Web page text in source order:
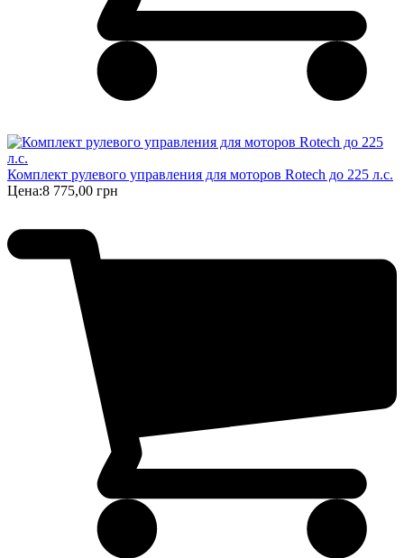
Комплект рулевого управления для моторов Rotech до 225 л.с.
Цена:8 775,00 грн